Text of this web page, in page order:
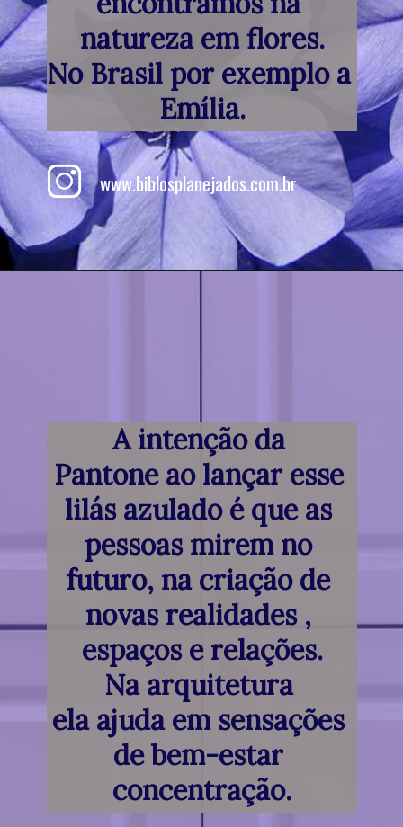
natureza em flores.
No Brasil por exemplo a
Emília.
www.biblosplanejados.com.br
A intenção da
Pantone ao lançar esse
lilás azulado é que as
pessoas mirem no
futuro, na criação de
novas realidades ,
espaços e relações.
Na arquitetura
ela ajuda em sensações
de bem-estar
concentração.